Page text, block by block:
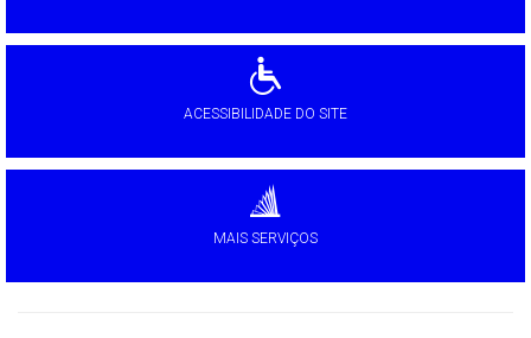
ACESSIBILIDADE DO SITE
MAIS SERVIÇOS